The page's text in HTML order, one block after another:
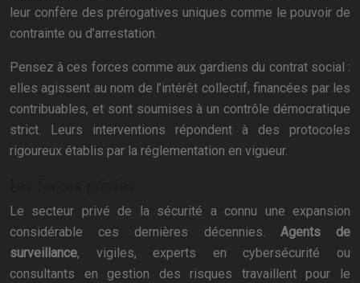
leur confère des prérogatives uniques comme le pouvoir de
contrainte ou d’arrestation.
Pensez à ces forces comme aux gardiens du contrat social :
elles agissent au nom de l’intérêt collectif, financées par les
contribuables, et sont soumises à un contrôle démocratique
strict. Leurs interventions répondent à des protocoles
rigoureux établis par la réglementation en vigueur.
Le secteur privé de la sécurité a connu une expansion
considérable ces dernières décennies. Agents de
surveillance, vigiles, experts en cybersécurité ou
consultants en gestion des risques travaillent pour le